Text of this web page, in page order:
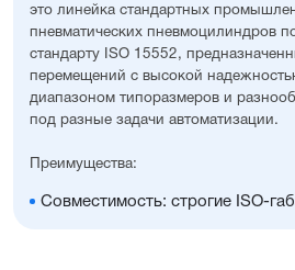
это линейка стандартных
пневматических пневмоцилиндров
стандарту ISO 15552,
перемещений с высокой
диапазоном типоразмеров и
под разные задачи автоматизации.
Преимущества:
Совместимость: строгие ISO-